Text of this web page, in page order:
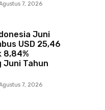
7, 2026
Juni
USD 25,46
8,84%
Juni Tahun
7, 2026